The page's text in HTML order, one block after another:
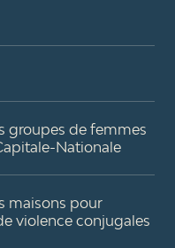
groupes de femmes
Nationale
maisons pour
violence conjugales